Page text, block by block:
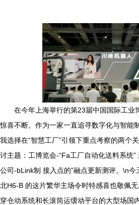
在今年上海举行的第23届中国国际工业
惊喜不断。作为一家一直追寻数字化与智能
我选择在“智慧工厂”引领下重点考察的两个
讨主题：工博览会-“Fa工厂自动化送料系统
公司-bLink制 接入点的”融点更新测评。\n
北H6-B 的这片繁华主场令时特感喜也敬佩
穿仓动系统和长滚筒运缓动平台的大型场国